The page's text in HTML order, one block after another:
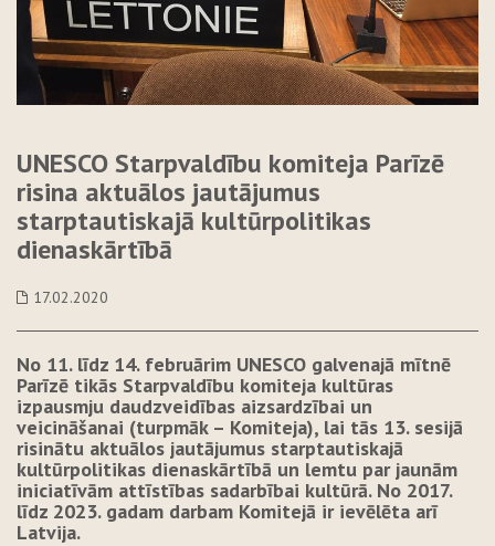
UNESCO Starpvaldību komiteja Parīzē
risina aktuālos jautājumus
starptautiskajā kultūrpolitikas
dienaskārtībā
17.02.2020
No 11. līdz 14. februārim UNESCO galvenajā mītnē
Parīzē tikās Starpvaldību komiteja kultūras
izpausmju daudzveidības aizsardzībai un
veicināšanai (turpmāk – Komiteja), lai tās 13. sesijā
risinātu aktuālos jautājumus starptautiskajā
kultūrpolitikas dienaskārtībā un lemtu par jaunām
iniciatīvām attīstības sadarbībai kultūrā. No 2017.
līdz 2023. gadam darbam Komitejā ir ievēlēta arī
Latvija.